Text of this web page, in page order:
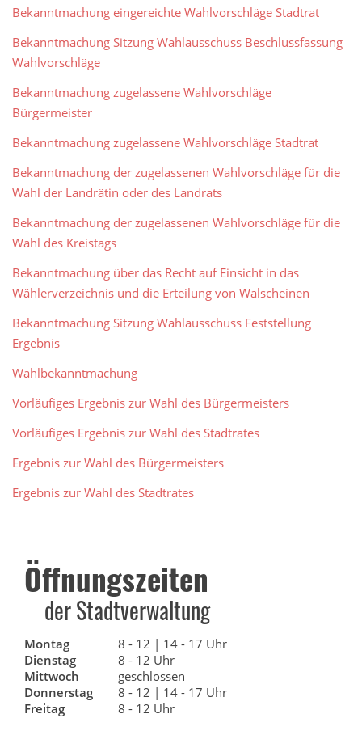
Bekanntmachung eingereichte Wahlvorschläge Stadtrat
Bekanntmachung Sitzung Wahlausschuss Beschlussfassung
Wahlvorschläge
Bekanntmachung zugelassene Wahlvorschläge
Bürgermeister
Bekanntmachung zugelassene Wahlvorschläge Stadtrat
Bekanntmachung der zugelassenen Wahlvorschläge für die
Wahl der Landrätin oder des Landrats
Bekanntmachung der zugelassenen Wahlvorschläge für die
Wahl des Kreistags
Bekanntmachung über das Recht auf Einsicht in das
Wählerverzeichnis und die Erteilung von Walscheinen
Bekanntmachung Sitzung Wahlausschuss Feststellung
Ergebnis
Wahlbekanntmachung
Vorläufiges Ergebnis zur Wahl des Bürgermeisters
Vorläufiges Ergebnis zur Wahl des Stadtrates
Ergebnis zur Wahl des Bürgermeisters
Ergebnis zur Wahl des Stadtrates
Öffnungszeiten
der Stadtverwaltung
Montag
8 - 12 | 14 - 17 Uhr
Dienstag
8 - 12 Uhr
Mittwoch
geschlossen
Donnerstag
8 - 12 | 14 - 17 Uhr
Freitag
8 - 12 Uhr